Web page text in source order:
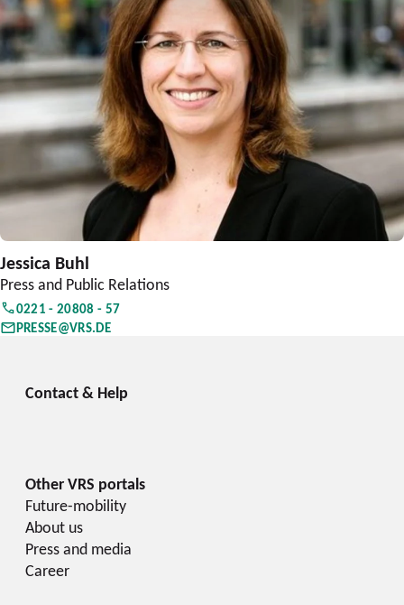
Jessica Buhl
Press and Public Relations
0221 - 20808 - 57
PRESSE@VRS.DE
Future-mobility
About us
Press and media
Career